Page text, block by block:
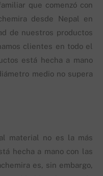
que comenzó con
desde Nepal en
de nuestros productos
clientes en todo el
está hecha a mano
medio no supera
material no es la más
hecha a mano con las
es, sin embargo,